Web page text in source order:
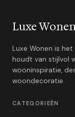
Luxe
Luxe Wonen is
houdt van stijlvol
wooninspiratie,
woondecoratie.
CATEGORIEËN